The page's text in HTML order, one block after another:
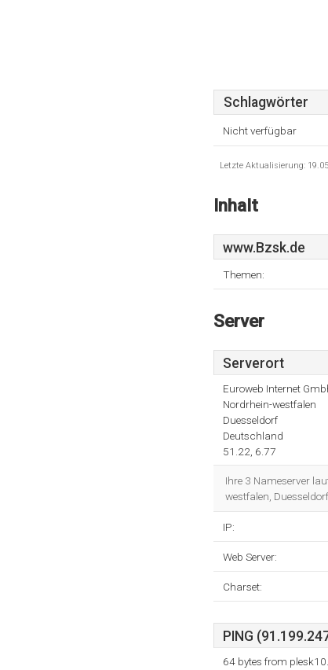
Schlagwörter
Nicht verfügbar
Letzte Aktualisierung:
Inhalt
www.Bzsk.de
Themen:
Server
Serverort
Euroweb Internet
Nordrhein-westfalen
Duesseldorf
Deutschland
51.22, 6.77
Ihre 3 Nameserver
westfalen,
IP:
Web Server:
Charset:
PING
64 bytes from